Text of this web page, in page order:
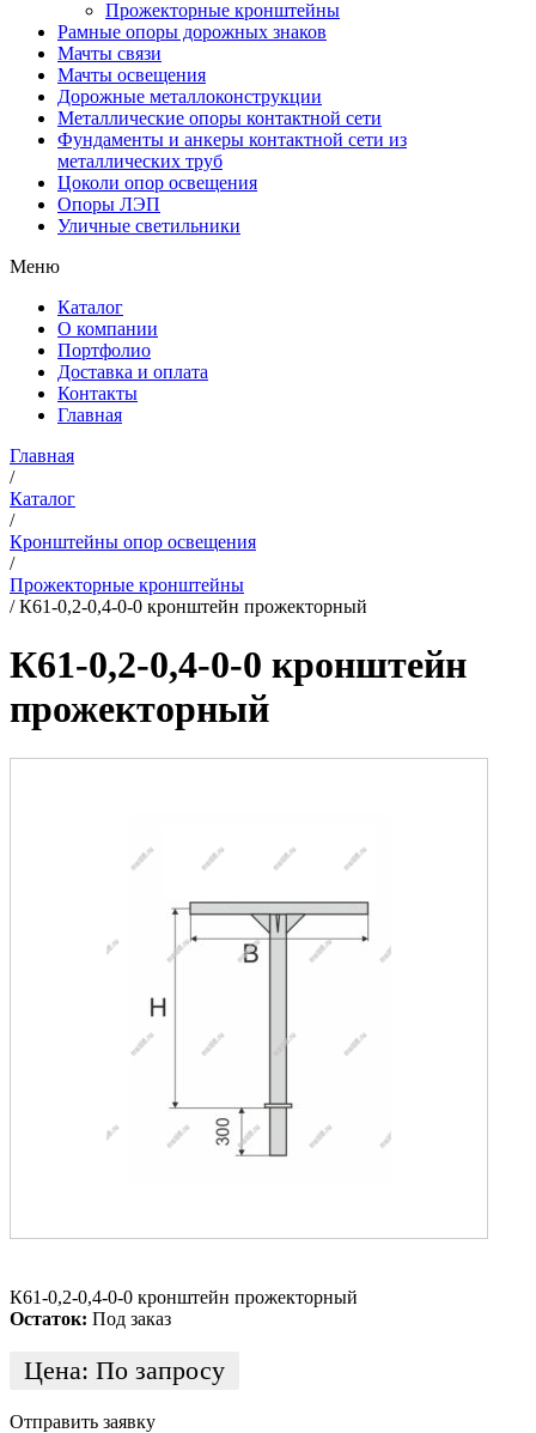
Прожекторные кронштейны
Рамные опоры дорожных знаков
Мачты связи
Мачты освещения
Дорожные металлоконструкции
Металлические опоры контактной сети
Фундаменты и анкеры контактной сети из
металлических труб
Цоколи опор освещения
Опоры ЛЭП
Уличные светильники
Меню
Каталог
О компании
Портфолио
Доставка и оплата
Контакты
Главная
Главная
/
Каталог
/
Кронштейны опор освещения
/
Прожекторные кронштейны
/К61-0,2-0,4-0-0 кронштейн прожекторный
К61-0,2-0,4-0-0 кронштейн
прожекторный
К61-0,2-0,4-0-0 кронштейн прожекторный
Остаток: Под заказ
Цена: По запросу
Отправить заявку